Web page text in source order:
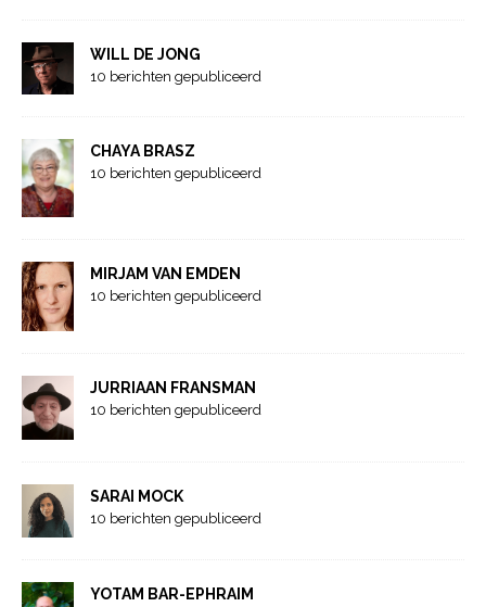
WILL DE JONG
10 berichten gepubliceerd
CHAYA BRASZ
10 berichten gepubliceerd
MIRJAM VAN EMDEN
10 berichten gepubliceerd
JURRIAAN FRANSMAN
10 berichten gepubliceerd
SARAI MOCK
10 berichten gepubliceerd
YOTAM BAR-EPHRAIM